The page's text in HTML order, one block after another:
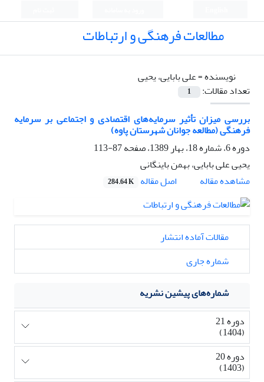
مطالعات فرهنگی و ارتباطات
نویسنده =علی بابایی، یحیی
تعداد مقالات:
1
بررسی میزان تأثیر سرمایه‌های اقتصادی و اجتماعی بر سرمایه
فرهنگی (مطالعه جوانان شهرستان پاوه)
دوره 6، شماره 18، بهار 1389، صفحه
87-113
یحیی علی بابایی، بهمن باینگانی
مشاهده مقاله
اصل مقاله 284.64 K
مقالات آماده انتشار
شماره جاری
شماره‌های پیشین نشریه
دوره 21
(1404)
دوره 20
(1403)